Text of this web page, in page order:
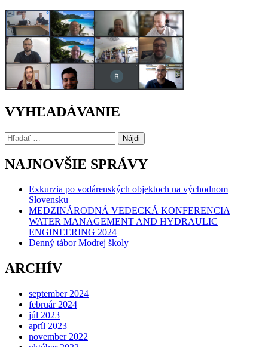
VYHĽADÁVANIE
Hľadať:
NAJNOVŠIE SPRÁVY
Exkurzia po vodárenských objektoch na východnom
Slovensku
MEDZINÁRODNÁ VEDECKÁ KONFERENCIA
WATER MANAGEMENT AND HYDRAULIC
ENGINEERING 2024
Denný tábor Modrej školy
ARCHÍV
september 2024
február 2024
júl 2023
apríl 2023
november 2022